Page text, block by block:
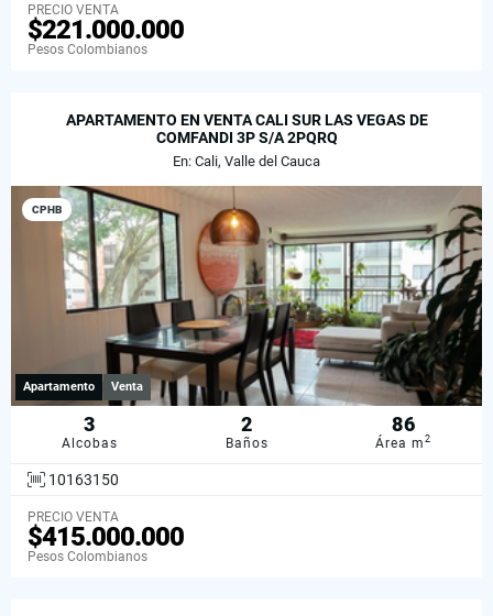
PRECIO VENTA
$221.000.000
Pesos Colombianos
APARTAMENTO EN VENTA CALI SUR LAS VEGAS DE
COMFANDI 3P S/A 2PQRQ
En: Cali, Valle del Cauca
CPHB
Apartamento Venta
3
Alcobas
2
Baños
86
Área m2
10163150
PRECIO VENTA
$415.000.000
Pesos Colombianos